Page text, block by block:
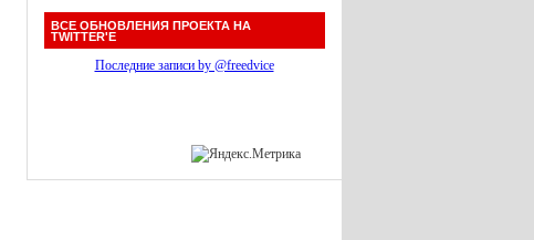
ВСЕ ОБНОВЛЕНИЯ ПРОЕКТА НА
TWITTER'Е
Последние записи by @freedvice